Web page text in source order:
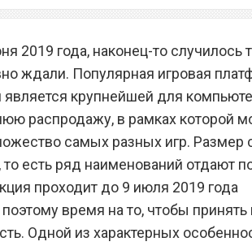
летнюю
в которой
более 5 000 игр
2019 года, наконец-то случилось
ждали. Популярная игровая
является крупнейшей для
распродажу, в рамках которой
самых разных игр. Размер
то есть ряд наименований отдают
проходит до 9 июля 2019 года
время на то, чтобы принять
Одной из характерных